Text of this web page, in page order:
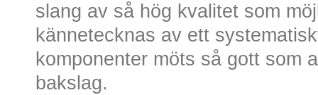
slang av så hög kvalitet som
kännetecknas av ett
komponenter möts så gott som
bakslag.